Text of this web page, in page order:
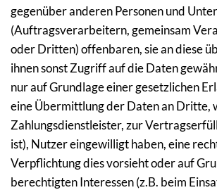
gegenüber anderen Personen und
(Auftragsverarbeitern, gemeinsam
oder Dritten) offenbaren, sie an diese
ihnen sonst Zugriff auf die Daten
nur auf Grundlage einer gesetzlichen
eine Übermittlung der Daten an Dritte,
Zahlungsdienstleister, zur
ist), Nutzer eingewilligt haben, eine
Verpflichtung dies vorsieht oder auf
berechtigten Interessen (z.B. beim